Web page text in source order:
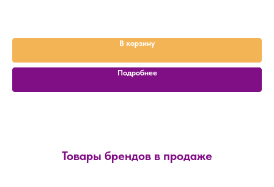
В корзину
Подробнее
Товары брендов в продаже